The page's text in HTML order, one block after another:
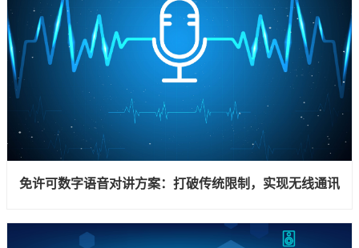
免许可数字语音对讲方案：打破传统限制，实现无线通讯